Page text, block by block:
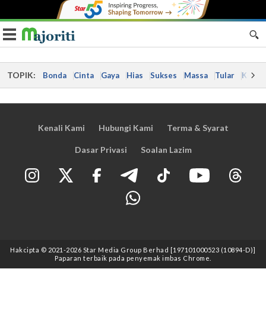
Toggle navigation
TOPIK: Bonda Cinta Gaya Hias Sukses Massa Tular Kes
Kenali Kami Hubungi Kami Terma & Syarat
Dasar Privasi Soalan Lazim
Hakcipta © 2021 -2026 Star Media Group Berhad [197101000523 (10894-D)]
Paparan terbaik pada penyemak imbas Chrome.